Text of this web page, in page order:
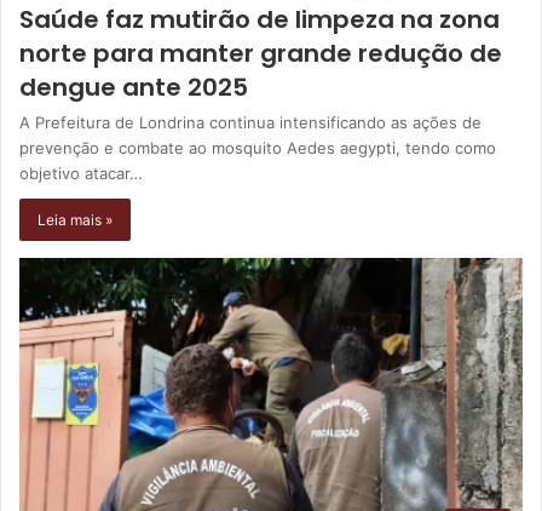
Saúde faz mutirão de limpeza na zona
norte para manter grande redução de
dengue ante 2025
A Prefeitura de Londrina continua intensificando as ações de
prevenção e combate ao mosquito Aedes aegypti, tendo como
objetivo atacar…
Leia mais »